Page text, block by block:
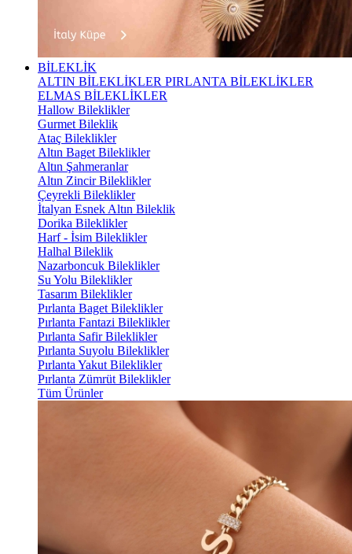
BİLEKLİK
ALTIN BİLEKLİKLER PIRLANTA BİLEKLİKLER
ELMAS BİLEKLİKLER
Hallow Bileklikler
Gurmet Bileklik
Ataç Bileklikler
Altın Baget Bileklikler
Altın Şahmeranlar
Altın Zincir Bileklikler
Çeyrekli Bileklikler
İtalyan Esnek Altın Bileklik
Dorika Bileklikler
Harf - İsim Bileklikler
Halhal Bileklik
Nazarboncuk Bileklikler
Su Yolu Bileklikler
Tasarım Bileklikler
Pırlanta Baget Bileklikler
Pırlanta Fantazi Bileklikler
Pırlanta Safir Bileklikler
Pırlanta Suyolu Bileklikler
Pırlanta Yakut Bileklikler
Pırlanta Zümrüt Bileklikler
Tüm Ürünler